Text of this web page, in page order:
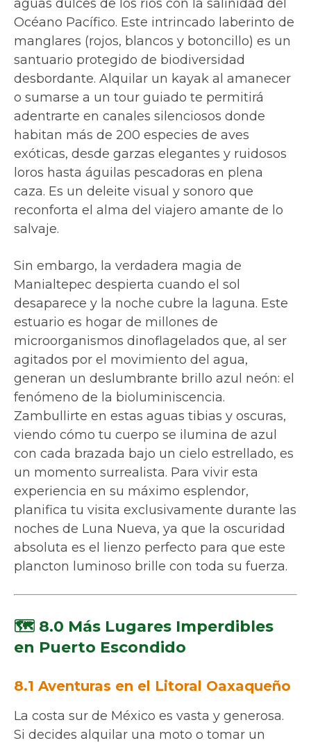
aguas dulces de los ríos con la salinidad del
Océano Pacífico. Este intrincado laberinto de
manglares (rojos, blancos y botoncillo) es un
santuario protegido de biodiversidad
desbordante. Alquilar un kayak al amanecer
o sumarse a un tour guiado te permitirá
adentrarte en canales silenciosos donde
habitan más de 200 especies de aves
exóticas, desde garzas elegantes y ruidosos
loros hasta águilas pescadoras en plena
caza. Es un deleite visual y sonoro que
reconforta el alma del viajero amante de lo
salvaje.
Sin embargo, la verdadera magia de
Manialtepec despierta cuando el sol
desaparece y la noche cubre la laguna. Este
estuario es hogar de millones de
microorganismos dinoflagelados que, al ser
agitados por el movimiento del agua,
generan un deslumbrante brillo azul neón: el
fenómeno de la bioluminiscencia.
Zambullirte en estas aguas tibias y oscuras,
viendo cómo tu cuerpo se ilumina de azul
con cada brazada bajo un cielo estrellado, es
un momento surrealista. Para vivir esta
experiencia en su máximo esplendor,
planifica tu visita exclusivamente durante las
noches de Luna Nueva, ya que la oscuridad
absoluta es el lienzo perfecto para que este
plancton luminoso brille con toda su fuerza.
🗺️ 8.0 Más Lugares Imperdibles
en Puerto Escondido
8.1 Aventuras en el Litoral Oaxaqueño
La costa sur de México es vasta y generosa.
Si decides alquilar una moto o tomar un